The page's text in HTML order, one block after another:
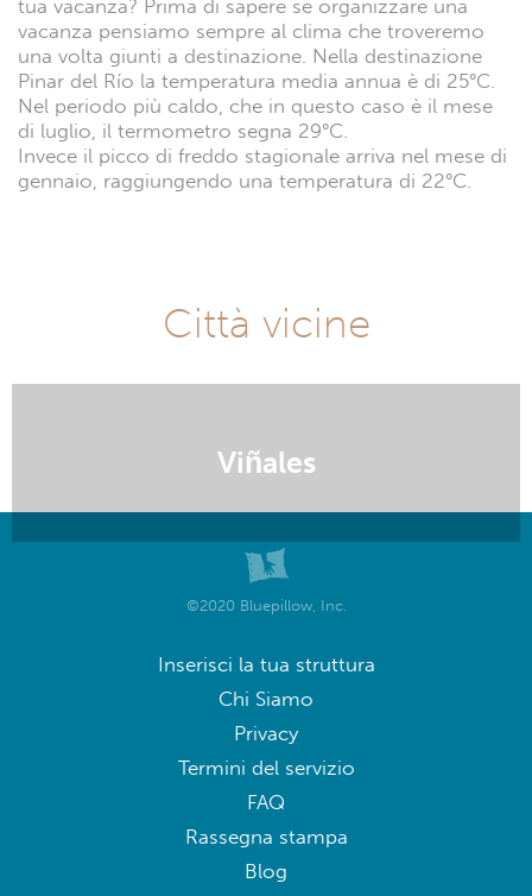
tua vacanza? Prima di sapere se organizzare una
vacanza pensiamo sempre al clima che troveremo
una volta giunti a destinazione. Nella destinazione
Pinar del Río la temperatura media annua è di 25°C.
Nel periodo più caldo, che in questo caso è il mese
di luglio, il termometro segna 29°C.
Invece il picco di freddo stagionale arriva nel mese di
gennaio, raggiungendo una temperatura di 22°C.
Città vicine
Viñales
©2020 Bluepillow, Inc.
Inserisci la tua struttura
Chi Siamo
Privacy
Termini del servizio
FAQ
Rassegna stampa
Blog